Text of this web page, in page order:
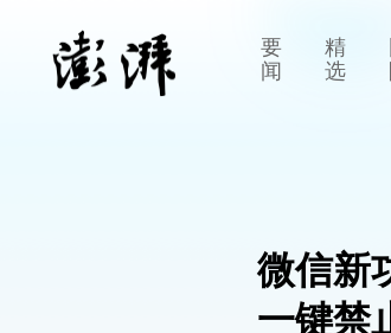
要
闻
精
选
微信新
一键禁